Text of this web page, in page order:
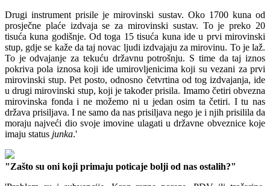
Drugi instrument prisile je mirovinski sustav. Oko 1700 kuna od
prosječne plaće izdvaja se za mirovinski sustav. To je preko 20
tisuća kuna godišnje. Od toga 15 tisuća kuna ide u prvi mirovinski
stup, gdje se kaže da taj novac ljudi izdvajaju za mirovinu. To je laž.
To je odvajanje za tekuću državnu potrošnju. S time da taj iznos
pokriva pola iznosa koji ide umirovljenicima koji su vezani za prvi
mirovinski stup. Pet posto, odnosno četvrtina od tog izdvajanja, ide
u drugi mirovinski stup, koji je također prisila. Imamo četiri obvezna
mirovinska fonda i ne možemo ni u jedan osim ta četiri. I tu nas
država prisiljava. I ne samo da nas prisiljava nego je i njih prisilila da
moraju najveći dio svoje imovine ulagati u državne obveznice koje
imaju status junka.'
"Zašto su oni koji primaju poticaje bolji od nas ostalih?"